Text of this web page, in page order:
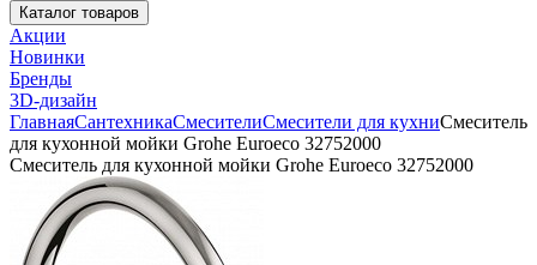
Каталог товаров
Акции
Новинки
Бренды
3D-дизайн
ГлавнаяСантехникаСмесителиСмесители для кухниСмеситель
для кухонной мойки Grohe Euroeco 32752000
Смеситель для кухонной мойки Grohe Euroeco 32752000